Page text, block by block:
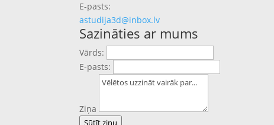
E-pasts:
astudija3d@inbox.lv
Sazināties ar mums
Vārds:
E-pasts:
Ziņa
Sūtīt ziņu